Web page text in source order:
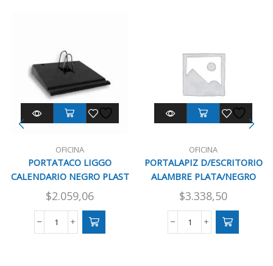
OFICINA
PORTATACO LIGGO
CALENDARIO NEGRO PLAST
$2.059,06
PORTATACO
OFICINA
PORTALAPIZ D/ESCRITORIO
ALAMBRE PLATA/NEGRO
$3.338,50
PORTALAPIZ